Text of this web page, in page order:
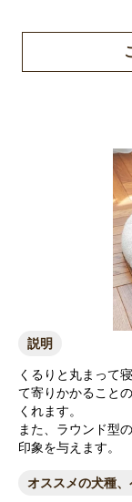
説明
くるりと丸まって
て寄りかかること
くれます。
また、ラウンド型
印象を与えます。
オススメの犬種